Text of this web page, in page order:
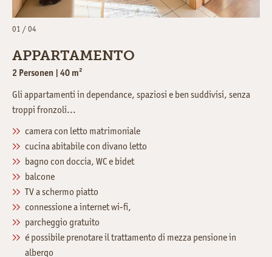
01 / 04
APPARTAMENTO
2 Personen | 40 m²
Gli appartamenti in dependance, spaziosi e ben suddivisi, senza
troppi fronzoli...
camera con letto matrimoniale
cucina abitabile con divano letto
bagno con doccia, WC e bidet
balcone
TV a schermo piatto
connessione a internet wi-fi,
parcheggio gratuito
é possibile prenotare il trattamento di mezza pensione in
albergo